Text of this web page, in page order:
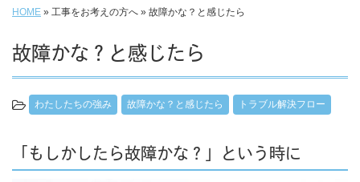
HOME » 工事をお考えの方へ » 故障かな？と感じたら
故障かな？と感じたら
わたしたちの強み 故障かな？と感じたら トラブル解決フロー
「もしかしたら故障かな？」という時に